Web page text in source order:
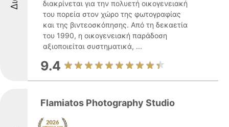
διακρίνεται για την πολυετή οικογενειακή
του πορεία στον χώρο της φωτογραφίας
και της βιντεοσκόπησης. Από τη δεκαετία
του 1990, η οικογενειακή παράδοση
αξιοποιείται συστηματικά, ...
9.4
Flamiatos Photography Studio